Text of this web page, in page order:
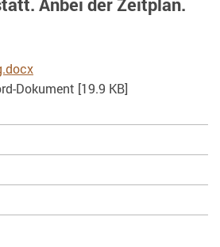
Dokument [19.9 KB]